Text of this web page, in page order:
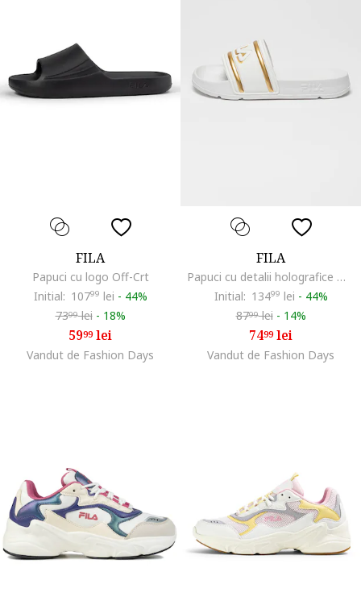
FILA
Papuci cu logo Off-Crt
Initial: 10799 lei - 44%
7399lei - 18%
5999lei
Vandut de Fashion Days
FILA
Papuci cu detalii holografice Morro Bay, Alb/Auriu
Initial: 13499 lei - 44%
8799lei - 14%
7499lei
Vandut de Fashion Days